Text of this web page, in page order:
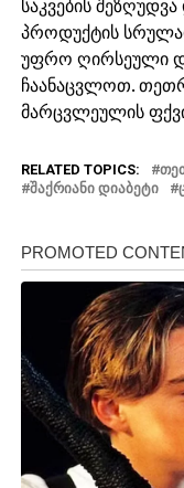
საკვების
პროდუქტის
უფრო ღირსეული
ჩაანაცვლოთ.
მარცვლეულის
RELATED TOPICS:
ᲨᲐᲥᲠᲘᲐᲜᲘ ᲓᲘᲐᲑᲔᲢᲘ